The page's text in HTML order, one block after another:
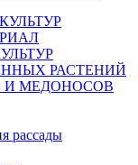
РАСТЕНИЙ
И МЕДОНОСОВ
рассады